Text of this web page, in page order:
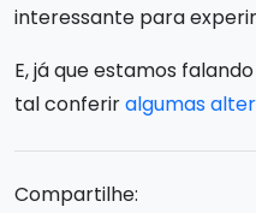
interessante para
E, já que estamos
tal conferiralgumas
Compartilhe: